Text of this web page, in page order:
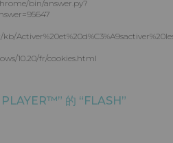
bin/answer.py?
10.20/fr/cookies.html
的 “FLASH”